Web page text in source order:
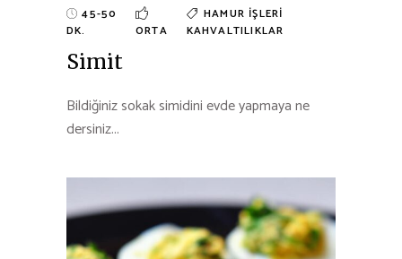
45-50
DK.
ORTA
HAMUR İŞLERI
KAHVALTILIKLAR
Simit
Bildiğiniz sokak simidini evde yapmaya ne
dersiniz...